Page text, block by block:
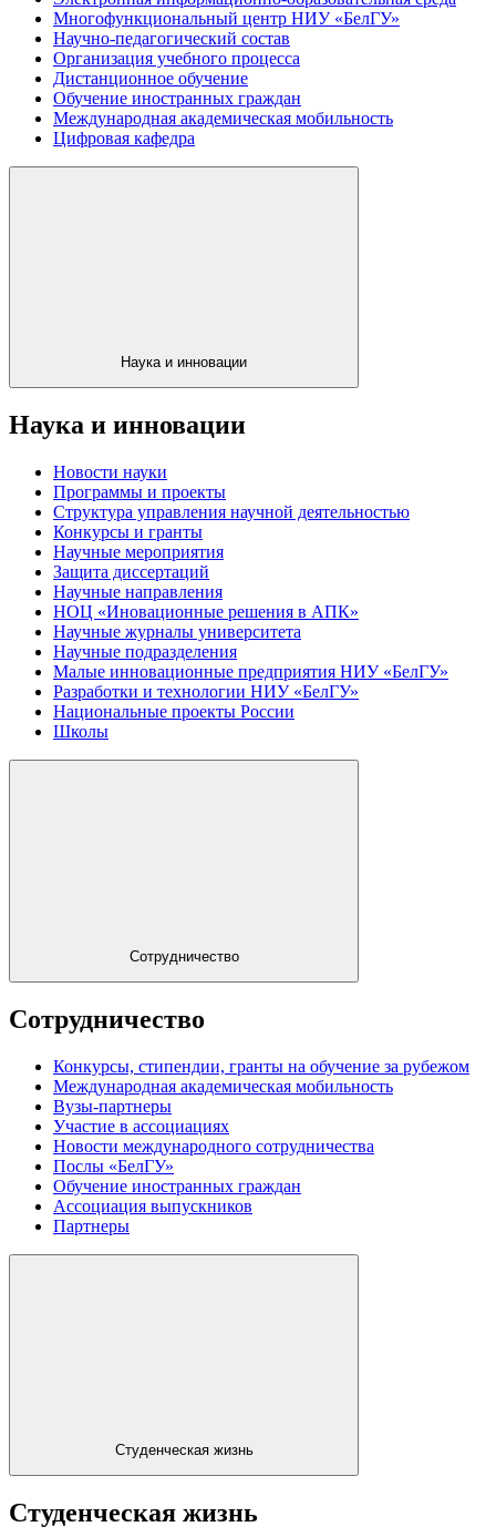
Многофункциональный центр НИУ «БелГУ»
Научно-педагогический состав
Организация учебного процесса
Дистанционное обучение
Обучение иностранных граждан
Международная академическая мобильность
Цифровая кафедра
Наука и инновации
Наука и инновации
Новости науки
Программы и проекты
Структура управления научной деятельностью
Конкурсы и гранты
Научные мероприятия
Защита диссертаций
Научные направления
НОЦ «Иновационные решения в АПК»
Научные журналы университета
Научные подразделения
Малые инновационные предприятия НИУ «БелГУ»
Разработки и технологии НИУ «БелГУ»
Национальные проекты России
Школы
Сотрудничество
Сотрудничество
Конкурсы, стипендии, гранты на обучение за рубежом
Международная академическая мобильность
Вузы-партнеры
Участие в ассоциациях
Новости международного сотрудничества
Послы «БелГУ»
Обучение иностранных граждан
Ассоциация выпускников
Партнеры
Студенческая жизнь
Студенческая жизнь